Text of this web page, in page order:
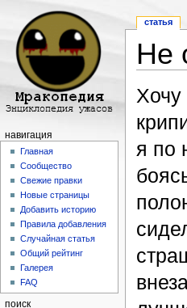
Не
Хочу
я по
статья
навигация
Главная
Сообщество
Свежие правки
Новые страницы
Добавить историю
Правила добавления
Случайная статья
Общий рейтинг
Галерея
FAQ
поиск